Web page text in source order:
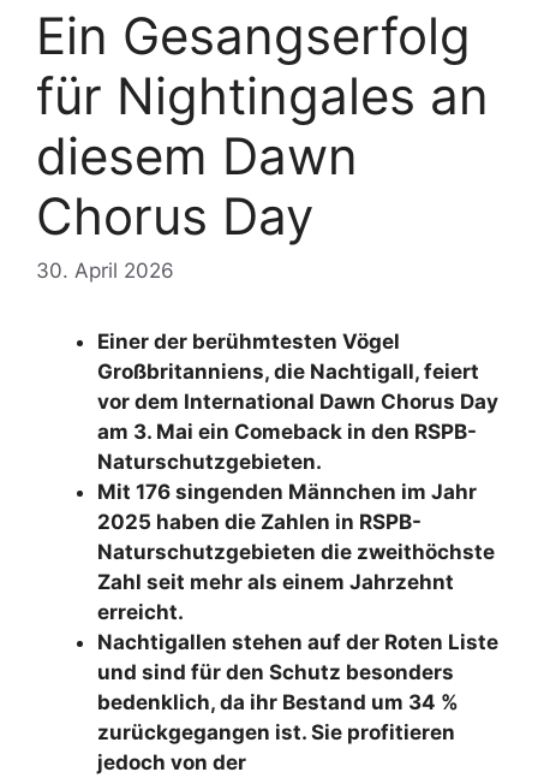
Ein Gesangserfolg
für Nightingales an
diesem Dawn
Chorus Day
30. April 2026
Einer der berühmtesten Vögel
Großbritanniens, die Nachtigall, feiert
vor dem International Dawn Chorus Day
am 3. Mai ein Comeback in den RSPB-
Naturschutzgebieten.
Mit 176 singenden Männchen im Jahr
2025 haben die Zahlen in RSPB-
Naturschutzgebieten die zweithöchste
Zahl seit mehr als einem Jahrzehnt
erreicht.
Nachtigallen stehen auf der Roten Liste
und sind für den Schutz besonders
bedenklich, da ihr Bestand um 34 %
zurückgegangen ist. Sie profitieren
jedoch von der